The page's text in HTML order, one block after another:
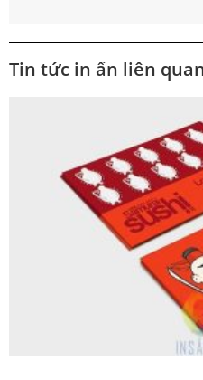
Tin tức in ấn liên